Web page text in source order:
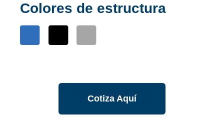
Colores de estructura
Cotiza Aquí